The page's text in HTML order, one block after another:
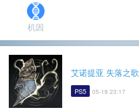
机因
艾诺提亚 失落之歌
PS5 05-19 23:17